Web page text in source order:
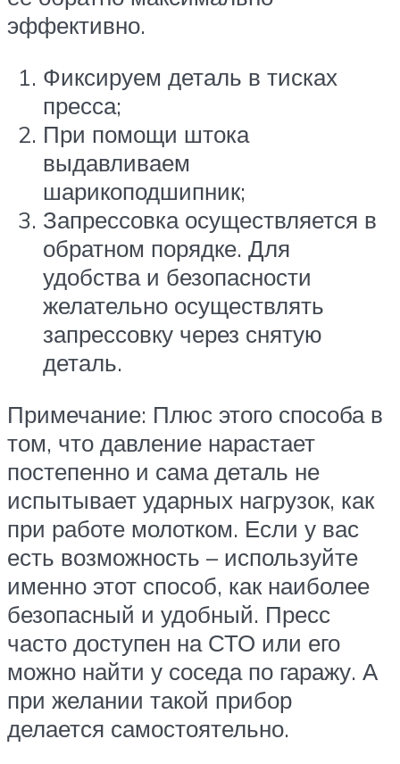
эффективно.
Фиксируем деталь в тисках
пресса;
При помощи штока
выдавливаем
шарикоподшипник;
Запрессовка осуществляется в
обратном порядке. Для
удобства и безопасности
желательно осуществлять
запрессовку через снятую
деталь.
Примечание: Плюс этого способа в
том, что давление нарастает
постепенно и сама деталь не
испытывает ударных нагрузок, как
при работе молотком. Если у вас
есть возможность – используйте
именно этот способ, как наиболее
безопасный и удобный. Пресс
часто доступен на СТО или его
можно найти у соседа по гаражу. А
при желании такой прибор
делается самостоятельно.